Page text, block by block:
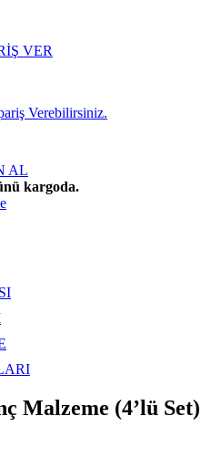
VER
Verebilirsiniz.
AL
kargoda.
Malzeme (4’lü Set)